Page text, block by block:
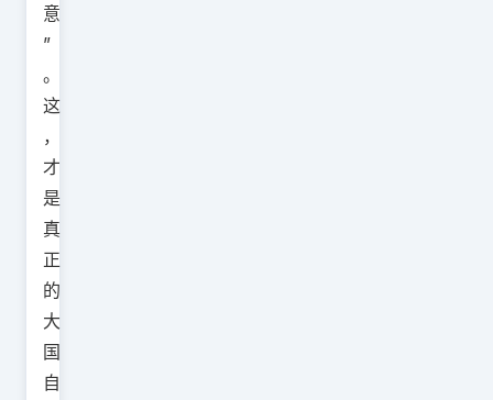
意
”
。
这
，
才
是
真
正
的
大
国
自